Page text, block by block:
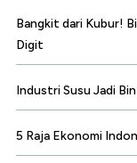
Bangkit dari Kubur!
Digit
Industri Susu Jadi
5 Raja Ekonomi